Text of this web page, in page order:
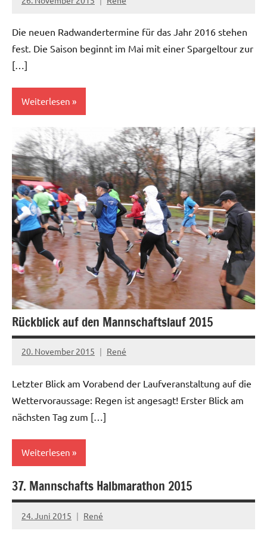
Die neuen Radwandertermine für das Jahr 2016 stehen
fest. Die Saison beginnt im Mai mit einer Spargeltour zur
[…]
Weiterlesen
News
Rückblick auf den Mannschaftslauf 2015
20. November 2015 René
Letzter Blick am Vorabend der Laufveranstaltung auf die
Wettervoraussage: Regen ist angesagt! Erster Blick am
nächsten Tag zum […]
Weiterlesen
News
37. Mannschafts Halbmarathon 2015
24. Juni 2015 René